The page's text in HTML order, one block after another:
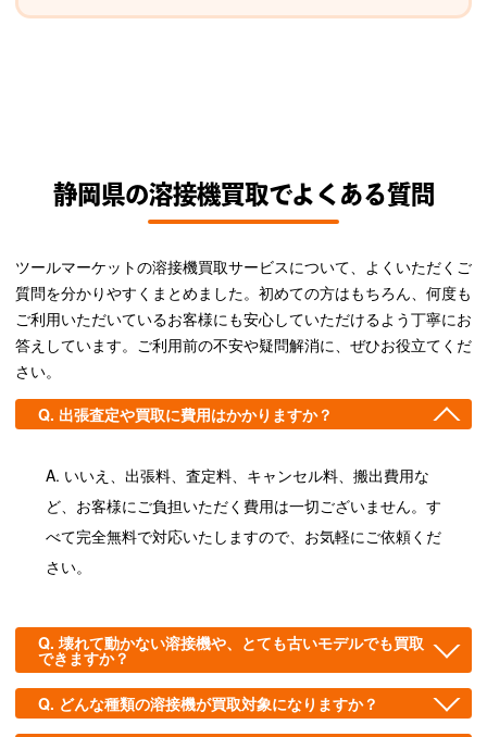
静岡県の溶接機買取でよくある質問
ツールマーケットの溶接機買取サービスについて、よくいただくご
質問を分かりやすくまとめました。初めての方はもちろん、何度も
ご利用いただいているお客様にも安心していただけるよう丁寧にお
答えしています。ご利用前の不安や疑問解消に、ぜひお役立てくだ
さい。
出張査定や買取に費用はかかりますか？
いいえ、出張料、査定料、キャンセル料、搬出費用な
ど、お客様にご負担いただく費用は一切ございません。す
べて完全無料で対応いたしますので、お気軽にご依頼くだ
さい。
壊れて動かない溶接機や、とても古いモデルでも買取
できますか？
どんな種類の溶接機が買取対象になりますか？